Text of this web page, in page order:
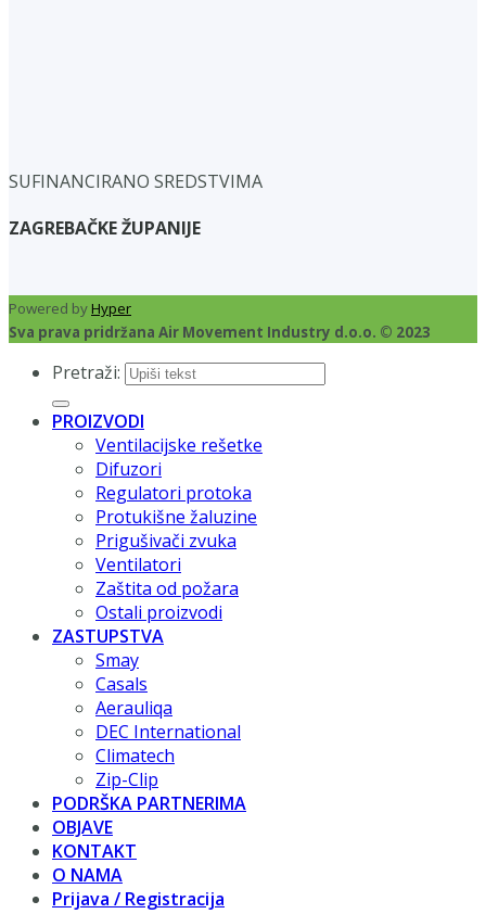
SUFINANCIRANO SREDSTVIMA
ZAGREBAČKE ŽUPANIJE
Powered byHyper
Sva prava pridržana Air Movement Industry d.o.o. © 2023
Pretraži:
PROIZVODI
Ventilacijske rešetke
Difuzori
Regulatori protoka
Protukišne žaluzine
Prigušivači zvuka
Ventilatori
Zaštita od požara
Ostali proizvodi
ZASTUPSTVA
Smay
Casals
Aerauliqa
DEC International
Climatech
Zip-Clip
PODRŠKA PARTNERIMA
OBJAVE
KONTAKT
O NAMA
Prijava / Registracija